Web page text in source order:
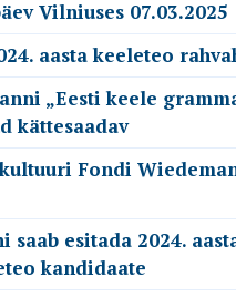
Vilniuses 07.03.2025
aasta keeleteo
„Eesti keele
kättesaadav
Fondi
saab esitada 2024.
kandidaate